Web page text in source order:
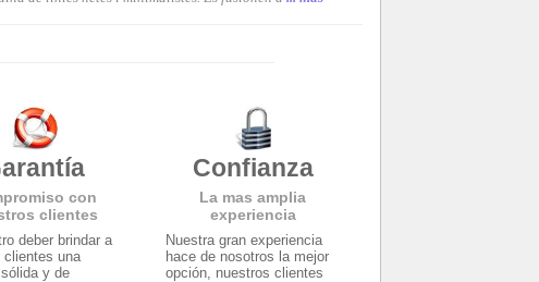
con
clientes
deber brindar a
clientes una
y de
Confianza
La mas amplia
experiencia
Nuestra gran experiencia
hace de nosotros la mejor
opción, nuestros clientes